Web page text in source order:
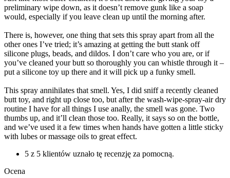
preliminary wipe down, as it doesn’t remove gunk like a soap
would, especially if you leave clean up until the morning after.
There is, however, one thing that sets this spray apart from all the
other ones I’ve tried; it’s amazing at getting the butt stank off
silicone plugs, beads, and dildos. I don’t care who you are, or if
you’ve cleaned your butt so thoroughly you can whistle through it –
put a silicone toy up there and it will pick up a funky smell.
This spray annihilates that smell. Yes, I did sniff a recently cleaned
butt toy, and right up close too, but after the wash-wipe-spray-air dry
routine I have for all things I use anally, the smell was gone. Two
thumbs up, and it’ll clean those too. Really, it says so on the bottle,
and we’ve used it a few times when hands have gotten a little sticky
with lubes or massage oils to great effect.
5 z 5 klientów uznało tę recenzję za pomocną.
Ocena